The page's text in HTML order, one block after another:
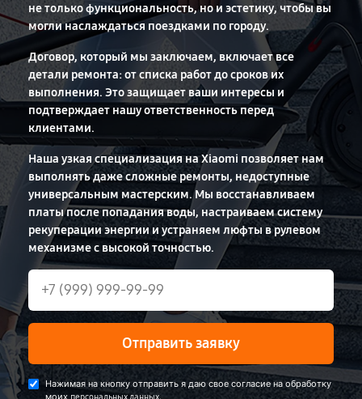
не только функциональность, но и эстетику, чтобы вы
могли наслаждаться поездками по городу.
Договор, который мы заключаем, включает все
детали ремонта: от списка работ до сроков их
выполнения. Это защищает ваши интересы и
подтверждает нашу ответственность перед
клиентами.
Наша узкая специализация на Xiaomi позволяет нам
выполнять даже сложные ремонты, недоступные
универсальным мастерским. Мы восстанавливаем
платы после попадания воды, настраиваем систему
рекуперации энергии и устраняем люфты в рулевом
механизме с высокой точностью.
Отправить заявку
Нажимая на кнопку отправить я даю свое согласие на обработку
моих
.